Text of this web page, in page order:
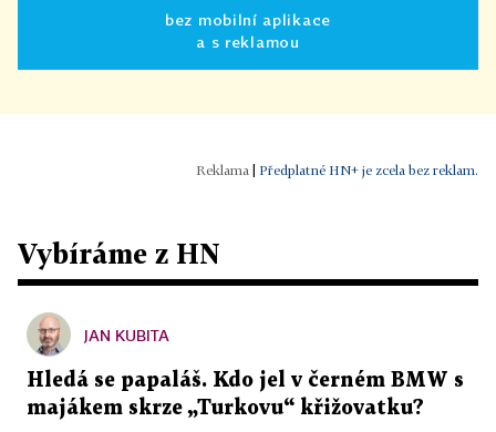
bez mobilní aplikace
a s reklamou
Předplatné HN+ je zcela bez reklam.
Vybíráme z HN
JAN KUBITA
Hledá se papaláš. Kdo jel v černém BMW s
majákem skrze „Turkovu“ křižovatku?